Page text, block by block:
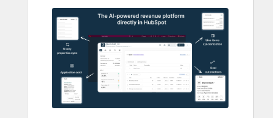
przeglądać
elementy